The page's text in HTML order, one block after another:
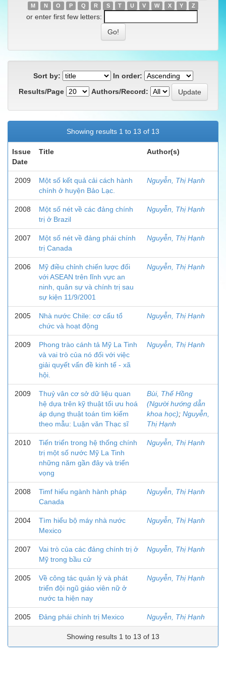
M
N O P Q R S T U V W X Y Z
or enter first few letters:
Sort by:
In order:
Results/Page
Authors/Record:
Showing results 1 to 13 of 13
Issue
Date
Title Author(s)
2009
Một số kết quả cải cách hành
chính ở huyện Bảo Lạc.
Nguyễn, Thị Hạnh
2008
Một số nét về các đảng chính
trị ở Brazil
Nguyễn, Thị Hạnh
2007
Một số nét về đảng phái chính
trị Canada
Nguyễn, Thị Hạnh
2006
Mỹ điều chỉnh chiến lược đối
với ASEAN trên lĩnh vực an
ninh, quân sự và chính trị sau
sự kiện 11/9/2001
Nguyễn, Thị Hạnh
2005
Nhà nước Chile: cơ cấu tổ
chức và hoạt động
Nguyễn, Thị Hạnh
2009
Phong trào cánh tả Mỹ La Tinh
và vai trò của nó đối với việc
giải quyết vấn đề kinh tế - xã
hội.
Nguyễn, Thị Hạnh
2009
Thuỷ vân cơ sở dữ liệu quan
hệ dựa trên kỹ thuật tối ưu hoá
áp dụng thuật toán tìm kiếm
theo mẫu: Luận văn Thạc sĩ
Bùi, Thế Hồng
(Người hướng dẫn
khoa học); Nguyễn,
Thị Hạnh
2010
Tiến triển trong hệ thống chính
trị một số nước Mỹ La Tinh
những năm gần đây và triển
vọng
Nguyễn, Thị Hạnh
2008
Timf hiểu ngành hành pháp
Canada
Nguyễn, Thị Hạnh
2004
Tìm hiểu bộ máy nhà nước
Mexico
Nguyễn, Thị Hạnh
2007
Vai trò của các đảng chính trị ở
Mỹ trong bầu cử
Nguyễn, Thị Hạnh
2005
Về công tác quản lý và phát
triển đội ngũ giáo viên nữ ở
nước ta hiện nay
Nguyễn, Thị Hạnh
2005 Đảng phái chính trị Mexico Nguyễn, Thị Hạnh
Showing results 1 to 13 of 13